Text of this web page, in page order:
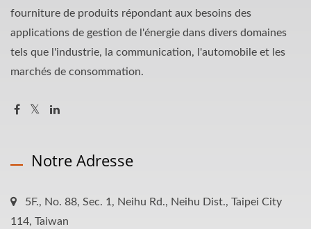
fourniture de produits répondant aux besoins des
applications de gestion de l'énergie dans divers domaines
tels que l'industrie, la communication, l'automobile et les
marchés de consommation.
Notre Adresse
5F., No. 88, Sec. 1, Neihu Rd., Neihu Dist., Taipei City
114, Taiwan